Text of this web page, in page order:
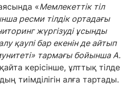
«Мемлекеттік тіл
ресми тілдік ортадағы
жүргізуді ұсынды
қаупі бар екенін де айтып
тармағы бойыншаА.
керісінше, ұлттық тілде
тиімділігін алға тартады.